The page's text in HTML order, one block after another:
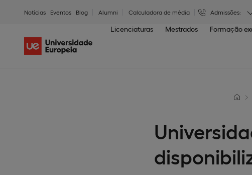
Notícias Eventos Blog Alumni Calculadora de média Admissões:
Licenciaturas Mestrados Formação